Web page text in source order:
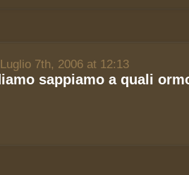
Luglio 7th, 2006 at 12:13
sappiamo a quali